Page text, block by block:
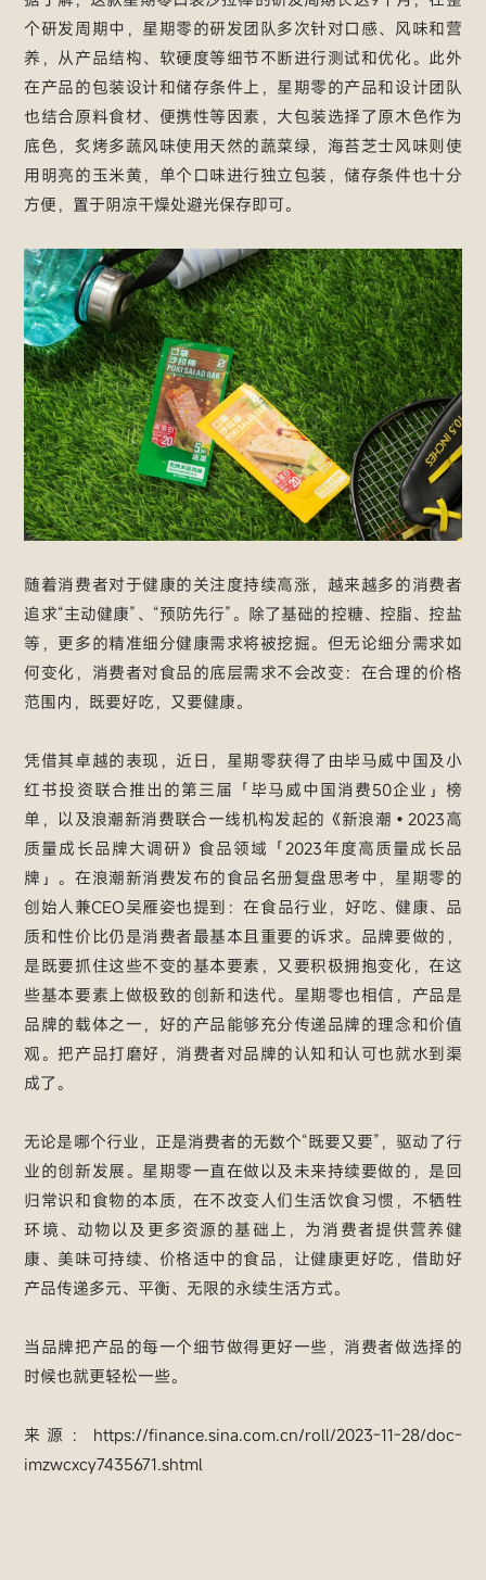
个研发周期中，星期零的研发团队多次针对口感、风味和营
养，从产品结构、软硬度等细节不断进行测试和优化。此外
在产品的包装设计和储存条件上，星期零的产品和设计团队
也结合原料食材、便携性等因素，大包装选择了原木色作为
底色，炙烤多蔬风味使用天然的蔬菜绿，海苔芝士风味则使
用明亮的玉米黄，单个口味进行独立包装，储存条件也十分
方便，置于阴凉干燥处避光保存即可。
随着消费者对于健康的关注度持续高涨，越来越多的消费者
追求“主动健康”、“预防先行”。除了基础的控糖、控脂、控盐
等，更多的精准细分健康需求将被挖掘。但无论细分需求如
何变化，消费者对食品的底层需求不会改变：在合理的价格
范围内，既要好吃，又要健康。
凭借其卓越的表现，近日，星期零获得了由毕马威中国及小
红书投资联合推出的第三届「毕马威中国消费50企业」榜
单，以及浪潮新消费联合一线机构发起的《新浪潮•2023高
质量成长品牌大调研》食品领域「2023年度高质量成长品
牌」。在浪潮新消费发布的食品名册复盘思考中，星期零的
创始人兼CEO吴雁姿也提到：在食品行业，好吃、健康、品
质和性价比仍是消费者最基本且重要的诉求。品牌要做的，
是既要抓住这些不变的基本要素，又要积极拥抱变化，在这
些基本要素上做极致的创新和迭代。星期零也相信，产品是
品牌的载体之一，好的产品能够充分传递品牌的理念和价值
观。把产品打磨好，消费者对品牌的认知和认可也就水到渠
成了。
无论是哪个行业，正是消费者的无数个“既要又要”，驱动了行
业的创新发展。星期零一直在做以及未来持续要做的，是回
归常识和食物的本质，在不改变人们生活饮食习惯，不牺牲
环境、动物以及更多资源的基础上，为消费者提供营养健
康、美味可持续、价格适中的食品，让健康更好吃，借助好
产品传递多元、平衡、无限的永续生活方式。
当品牌把产品的每一个细节做得更好一些，消费者做选择的
时候也就更轻松一些。
来源：https://finance.sina.com.cn/roll/2023-11-28/doc-
imzwcxcy7435671.shtml